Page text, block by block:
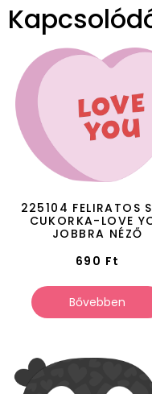
225104 FELIRATOS
CUKORKA-LOVE
JOBBRA NÉZŐ
690 Ft
Bővebben